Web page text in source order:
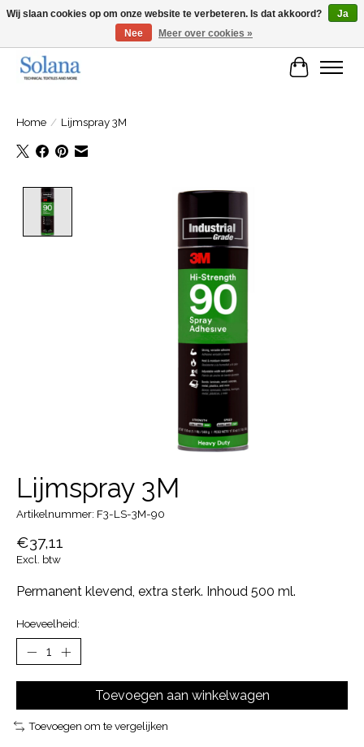
Website voor zakelijke klanten
Home / Lijmspray 3M
Product image slideshow Items
Lijmspray 3M
Artikelnummer: F3-LS-3M-90
€37,11
Excl. btw
Permanent klevend, extra sterk. Inhoud 500 ml.
Hoeveelheid:
Toevoegen aan winkelwagen
Toevoegen om te vergelijken
Wij slaan cookies op om onze website te verbeteren. Is dat akkoord?
Ja
Nee
Meer over cookies »